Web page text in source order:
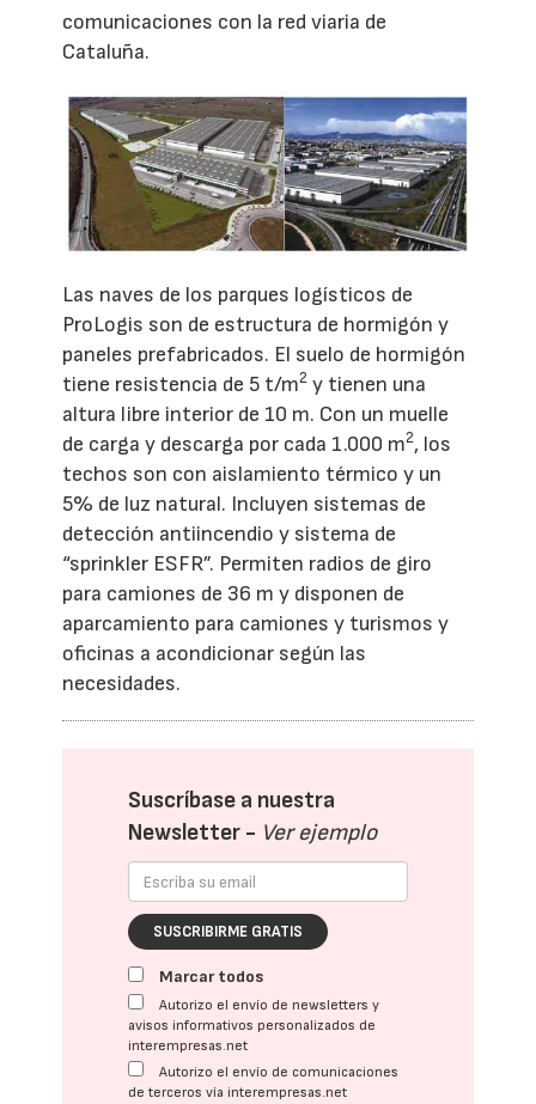
comunicaciones con la red viaria de
Cataluña.
Las naves de los parques logísticos de
ProLogis son de estructura de hormigón y
paneles prefabricados. El suelo de hormigón
tiene resistencia de 5 t/m2 y tienen una
altura libre interior de 10 m. Con un muelle
de carga y descarga por cada 1.000 m2, los
techos son con aislamiento térmico y un
5% de luz natural. Incluyen sistemas de
detección antiincendio y sistema de
“sprinkler ESFR”. Permiten radios de giro
para camiones de 36 m y disponen de
aparcamiento para camiones y turismos y
oficinas a acondicionar según las
necesidades.
Suscríbase a nuestra
Newsletter - Ver ejemplo
SUSCRIBIRME GRATIS
Marcar todos
Autorizo el envío de newsletters y
avisos informativos personalizados de
interempresas.net
Autorizo el envío de comunicaciones
de terceros vía interempresas.net